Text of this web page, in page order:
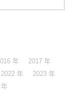
年
2017 年
2022 年
2023 年
年